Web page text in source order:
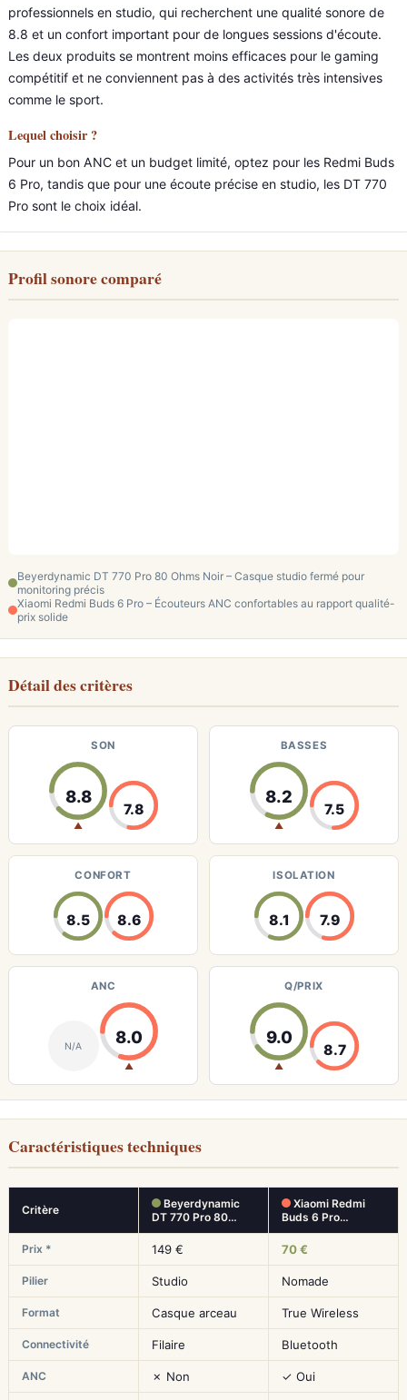
professionnels en studio, qui recherchent une qualité sonore de
8.8 et un confort important pour de longues sessions d'écoute.
Les deux produits se montrent moins efficaces pour le gaming
compétitif et ne conviennent pas à des activités très intensives
comme le sport.
Lequel choisir ?
Pour un bon ANC et un budget limité, optez pour les Redmi Buds
6 Pro, tandis que pour une écoute précise en studio, les DT 770
Pro sont le choix idéal.
Profil sonore comparé
Beyerdynamic DT 770 Pro 80 Ohms Noir – Casque studio fermé pour
monitoring précis
Xiaomi Redmi Buds 6 Pro – Écouteurs ANC confortables au rapport qualité-
prix solide
Détail des critères
SON
8.8
▲
7.8
BASSES
8.2
▲
7.5
CONFORT
8.5 8.6
ISOLATION
8.1 7.9
ANC
N/A 8.0
▲
Q/PRIX
9.0
▲
8.7
Caractéristiques techniques
Critère
Beyerdynamic
DT 770 Pro 80…
Xiaomi Redmi
Buds 6 Pro…
Prix * 149 € 70 €
Pilier Studio Nomade
Format Casque arceau True Wireless
Connectivité Filaire Bluetooth
ANC ✗ Non ✓ Oui